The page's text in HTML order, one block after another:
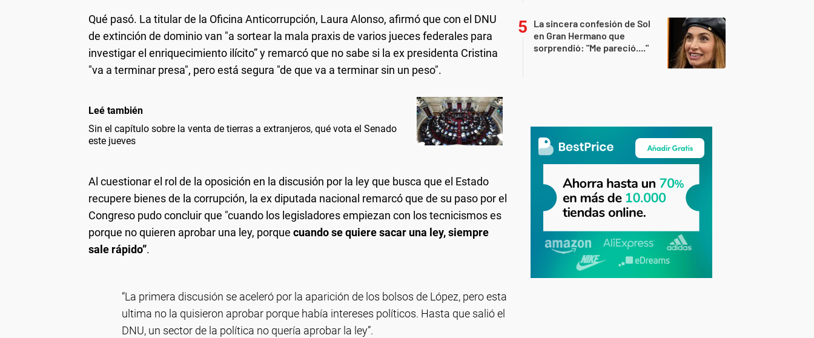
Qué pasó. La titular de la Oficina Anticorrupción, Laura Alonso, afirmó que con el DNU
de extinción de dominio van "a sortear la mala praxis de varios jueces federales para
investigar el enriquecimiento ilícito” y remarcó que no sabe si la ex presidenta Cristina
"va a terminar presa", pero está segura "de que va a terminar sin un peso".
Leé también
Sin el capítulo sobre la venta de tierras a extranjeros, qué vota el Senado
este jueves
Al cuestionar el rol de la oposición en la discusión por la ley que busca que el Estado
recupere bienes de la corrupción, la ex diputada nacional remarcó que de su paso por el
Congreso pudo concluir que "cuando los legisladores empiezan con los tecnicismos es
porque no quieren aprobar una ley, porque cuando se quiere sacar una ley, siempre
sale rápido”.
“La primera discusión se aceleró por la aparición de los bolsos de López, pero esta
ultima no la quisieron aprobar porque había intereses políticos. Hasta que salió el
DNU, un sector de la política no quería aprobar la ley”.
La sincera confesión de Sol
en Gran Hermano que
sorprendió: "Me pareció...."